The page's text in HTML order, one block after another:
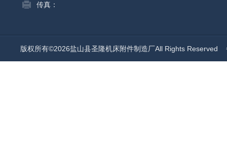
传真：
版权所有©2026盐山县圣隆机床附件制造厂All Rights Reserved